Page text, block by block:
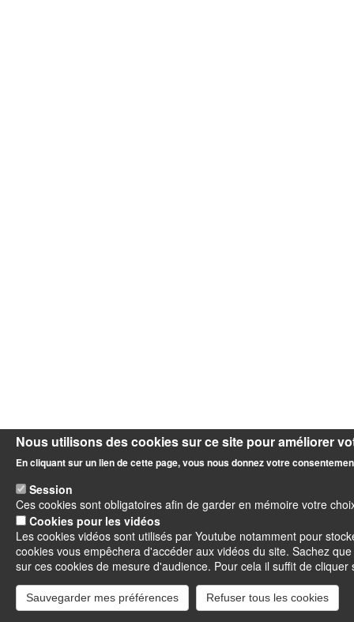
Nous utilisons des cookies sur ce site pour améliorer
En cliquant sur un lien de cette page, vous nous donnez votre
Session
Ces cookies sont obligatoires afin de garder en mémoire votre
Cookies pour les vidéos
Les cookies vidéos sont utilisés par Youtube notamment pour
cookies vous empêchera d'accéder aux vidéos du site. Sachez
sur ces cookies de mesure d'audience. Pour cela il suffit de
Sauvegarder mes préférences Refuser tous les cookies